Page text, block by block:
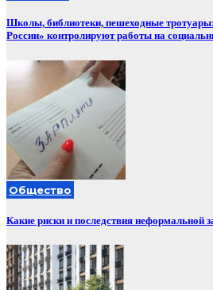
Школы, библиотеки, пешеходные
России» контролируют работы на
Общество
Какие риски и последствия неформальной